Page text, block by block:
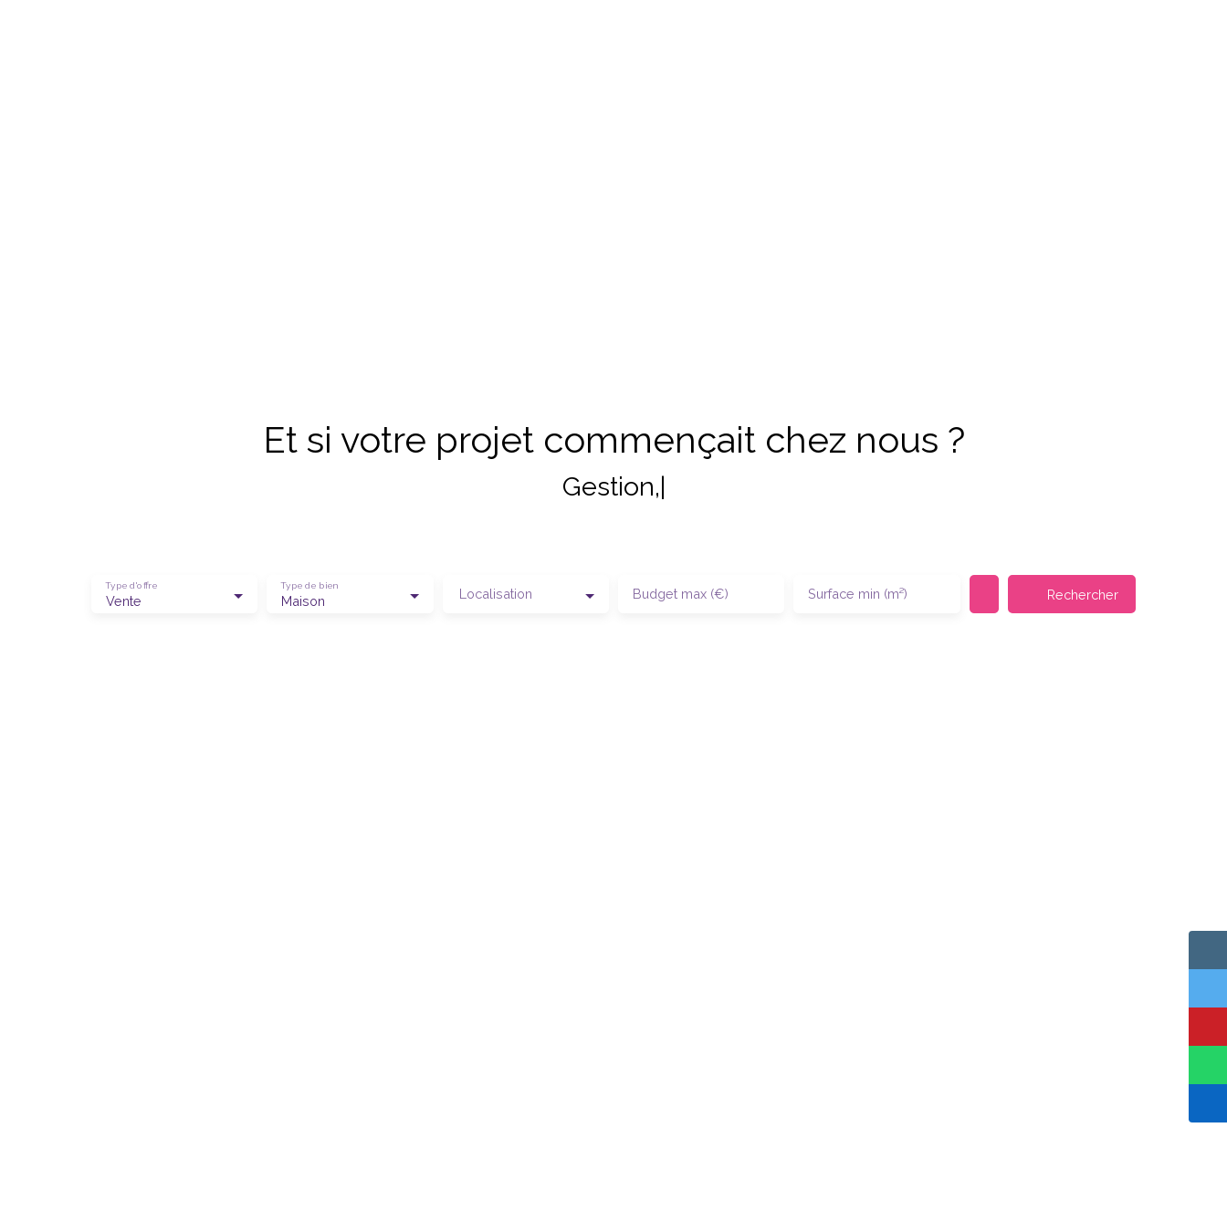
Et si votre projet commençait chez nous ?
Loc|
Vente
Type d'offre
Maison
Type de bien
Localisation Budget max (€) Surface min (m²) Rechercher